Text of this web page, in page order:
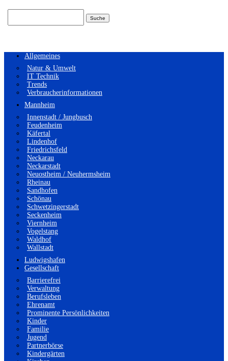
Allgemeines
Natur & Umwelt
IT Technik
Trends
Verbraucherinformationen
Mannheim
Innenstadt / Jungbusch
Feudenheim
Käfertal
Lindenhof
Friedrichsfeld
Neckarau
Neckarstadt
Neuostheim / Neuhermsheim
Rheinau
Sandhofen
Schönau
Schwetzingerstadt
Seckenheim
Viernheim
Vogelstang
Waldhof
Wallstadt
Ludwigshafen
Gesellschaft
Barrierefrei
Verwaltung
Berufsleben
Ehrenamt
Prominente Persönlichkeiten
Kinder
Familie
Jugend
Partnerbörse
Kindergärten